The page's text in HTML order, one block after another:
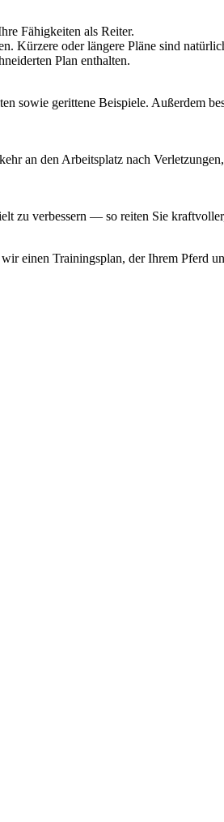
Fähigkeiten als Reiter.
Kürzere oder längere Pläne sind
Plan enthalten.
sowie gerittene Beispiele. Außerdem
an den Arbeitsplatz nach
zu verbessern — so reiten Sie
einen Trainingsplan, der Ihrem Pferd